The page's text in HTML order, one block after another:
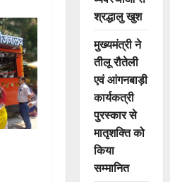
श्रद्धालु खुश
मुख्यमंत्री ने
तीलू रौतेली
एवं आंगनबाड़ी
कार्यकत्री
पुरस्कार से
मातृशक्ति को
किया
सम्मानित